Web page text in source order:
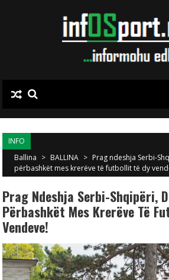
INFO
Ballina > BALLINA > Prag ndeshja Serbi-
përbashkët mes krerëve të futbollit të dy
Prag Ndeshja Serbi-Shqipëri,
Përbashkët Mes Krerëve Të
Vendeve!